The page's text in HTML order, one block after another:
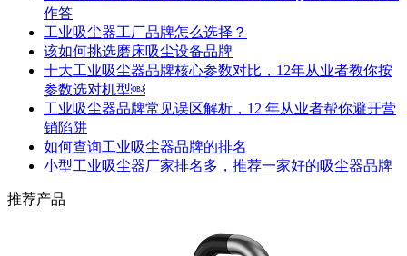
作答
工业吸尘器工厂品牌怎么选择？
该如何挑选磨床吸尘设备品牌
十大工业吸尘器品牌核心参数对比，12年从业者教你按
参数选对机型￼
工业吸尘器品牌常见误区解析，12 年从业者帮你避开营
销陷阱
如何查询工业吸尘器品牌的排名
小型工业吸尘器厂家排名多，推荐一家好的吸尘器品牌
推荐产品